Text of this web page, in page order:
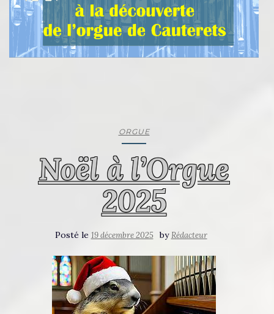
ORGUE
Noël à l’Orgue
2025
Posté le 19 décembre 2025 byRédacteur